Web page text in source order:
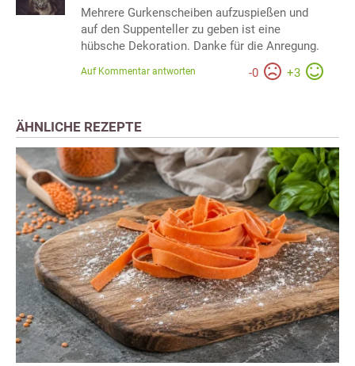
Mehrere Gurkenscheiben aufzuspießen und
auf den Suppenteller zu geben ist eine
hübsche Dekoration. Danke für die Anregung.
-0 +3
Auf Kommentar antworten
ÄHNLICHE REZEPTE